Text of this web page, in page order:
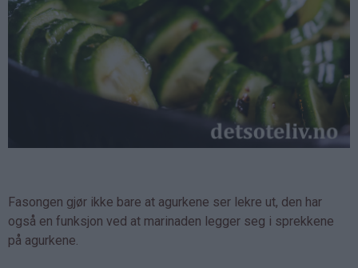
Fasongen gjør ikke bare at agurkene ser lekre ut, den har
også en funksjon ved at marinaden legger seg i sprekkene
på agurkene.